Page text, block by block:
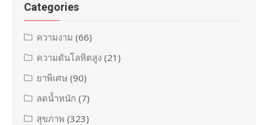
Categories
ความงาม (66)
ความดันโลหิตสูง (21)
ยาพิเศษ (90)
ลดน้ำหนัก (7)
สุขภาพ (323)